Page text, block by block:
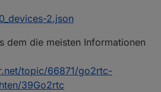
2.json
dem die meisten Informationen
topic/66871/go2rtc-
39Go2rtc